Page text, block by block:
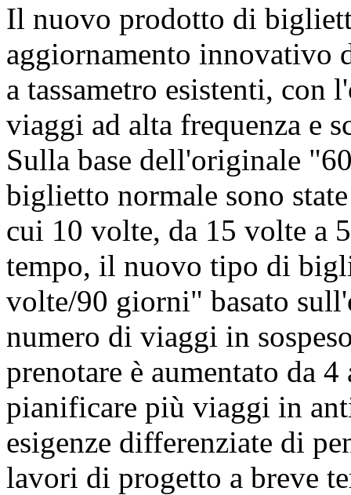
Il nuovo prodotto di
aggiornamento
a tassametro esistenti,
viaggi ad alta frequenza e
Sulla base dell'originale
biglietto normale sono
cui 10 volte, da 15 volte a
tempo, il nuovo tipo di
volte/90 giorni" basato
numero di viaggi in
prenotare è aumentato da
pianificare più viaggi in
esigenze differenziate di
lavori di progetto a breve